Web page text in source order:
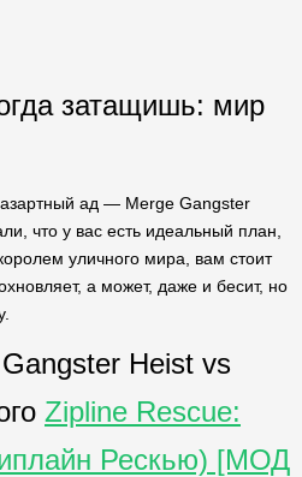
затащишь: мир
ад — Merge Gangster
что у вас есть идеальный план,
уличного мира, вам стоит
а может, даже и бесит, но
Heist vs
Zipline Rescue:
Рескью) [МОД